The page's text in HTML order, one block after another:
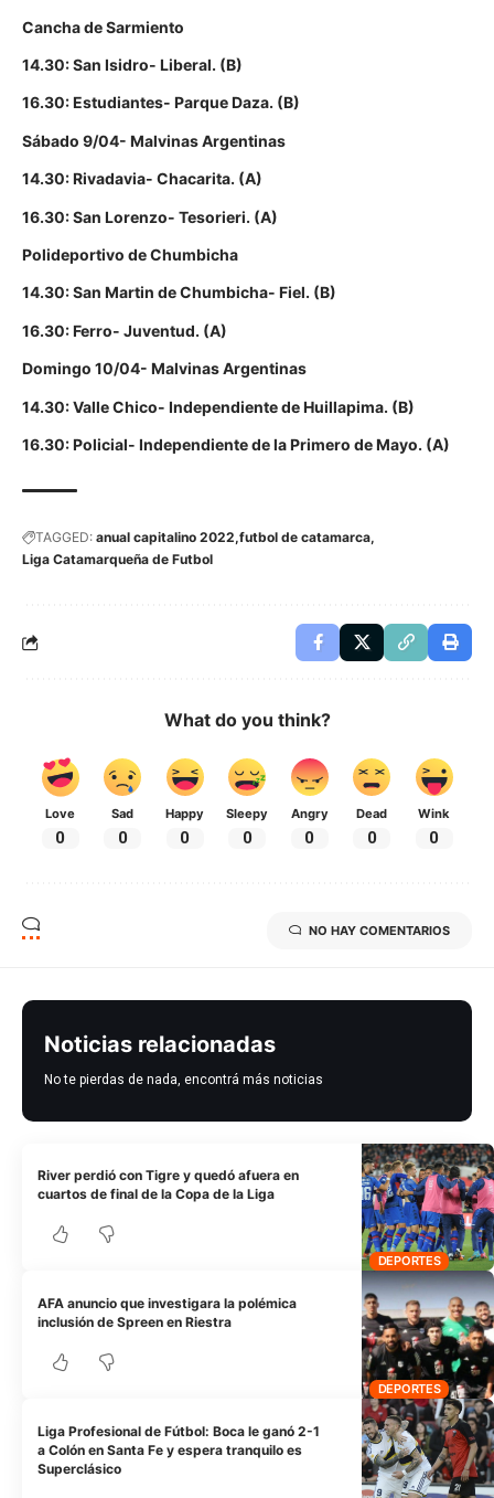
Cancha de Sarmiento
14.30: San Isidro- Liberal. (B)
16.30: Estudiantes- Parque Daza. (B)
Sábado 9/04- Malvinas Argentinas
14.30: Rivadavia- Chacarita. (A)
16.30: San Lorenzo- Tesorieri. (A)
Polideportivo de Chumbicha
14.30: San Martin de Chumbicha- Fiel. (B)
16.30: Ferro- Juventud. (A)
Domingo 10/04- Malvinas Argentinas
14.30: Valle Chico- Independiente de Huillapima. (B)
16.30: Policial- Independiente de la Primero de Mayo. (A)
TAGGED: anual capitalino 2022 futbol de catamarca
Liga Catamarqueña de Futbol
What do you think?
Love
0
Sad
0
Happy
0
Sleepy
0
Angry
0
Dead
0
Wink
0
NO HAY COMENTARIOS
Noticias relacionadas
No te pierdas de nada, encontrá más noticias
DEPORTES
River perdió con Tigre y quedó afuera en
cuartos de final de la Copa de la Liga
DEPORTES
AFA anuncio que investigara la polémica
inclusión de Spreen en Riestra
Liga Profesional de Fútbol: Boca le ganó 2-1
a Colón en Santa Fe y espera tranquilo es
Superclásico